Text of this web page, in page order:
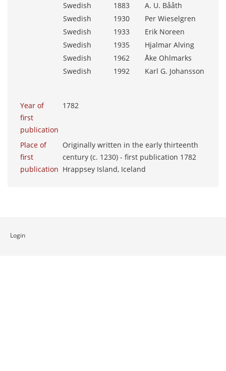
Swedish
1883
A. U. Bååth
Swedish
1930
Per Wieselgren
Swedish
1933
Erik Noreen
Swedish
1935
Hjalmar Alving
Swedish
1962
Åke Ohlmarks
Swedish
1992 Karl G. Johansson
Year of
first
publication
1782
Place of
first
publication
Originally written in the early thirteenth
century (c. 1230) - first publication 1782
Hrappsey Island, Iceland
Login